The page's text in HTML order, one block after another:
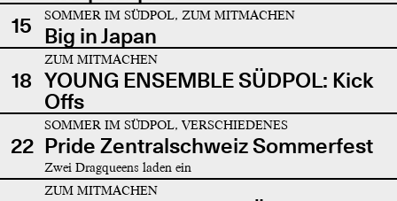
15
SOMMER IM SÜDPOL, ZUM MITMACHEN
Big in Japan
18
ZUM MITMACHEN
YOUNG ENSEMBLE SÜDPOL: Kick
Offs
22
SOMMER IM SÜDPOL, VERSCHIEDENES
Pride Zentralschweiz Sommerfest
Zwei Dragqueens laden ein
ZUM MITMACHEN